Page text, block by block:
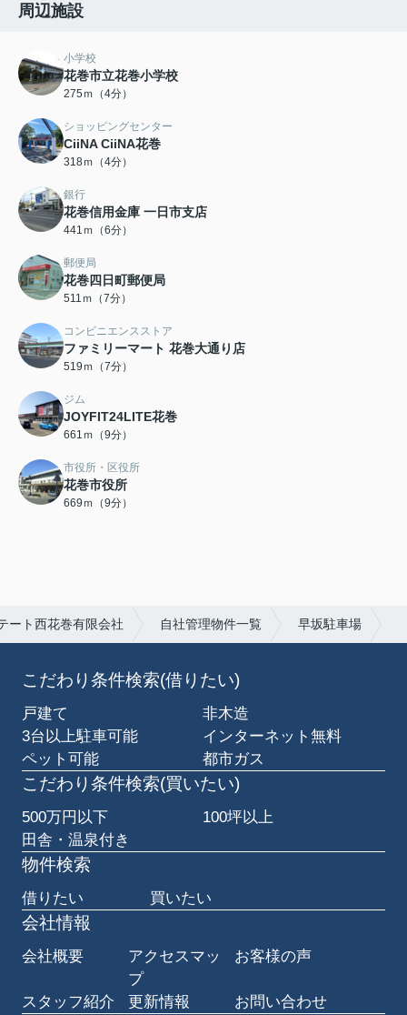
周辺施設
小学校
花巻市立花巻小学校
275ｍ（4分）
ショッピングセンター
CiiNA CiiNA花巻
318ｍ（4分）
銀行
花巻信用金庫 一日市支店
441ｍ（6分）
郵便局
花巻四日町郵便局
511ｍ（7分）
コンビニエンスストア
ファミリーマート 花巻大通り店
519ｍ（7分）
ジム
JOYFIT24LITE花巻
661ｍ（9分）
市役所・区役所
花巻市役所
669ｍ（9分）
ート西花巻有限会社 自社管理物件一覧 早坂駐車場
こだわり条件検索(借りたい)
戸建て
非木造
3台以上駐車可能
インターネット無料
ペット可能
都市ガス
こだわり条件検索(買いたい)
500万円以下
100坪以上
田舎・温泉付き
物件検索
借りたい 買いたい
会社情報
会社概要
アクセスマッ
プ
お客様の声
スタッフ紹介 更新情報 お問い合わせ